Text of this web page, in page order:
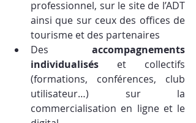
professionnel, sur le site de l’ADT
ainsi que sur ceux des offices de
tourisme et des partenaires
Des accompagnements
individualisés et collectifs
(formations, conférences, club
utilisateur…) sur la
commercialisation en ligne et le